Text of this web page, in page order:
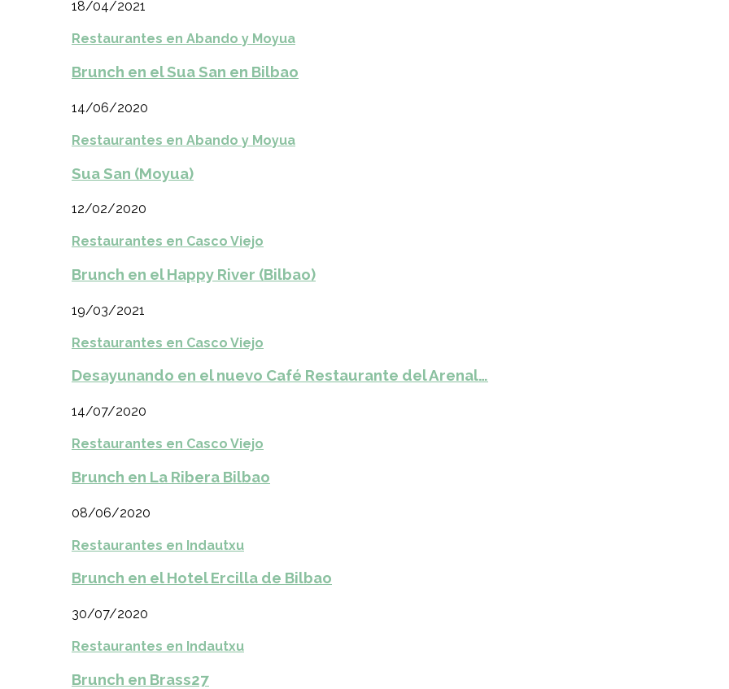
18/04/2021
Restaurantes en Abando y Moyua
Brunch en el Sua San en Bilbao
14/06/2020
Restaurantes en Abando y Moyua
Sua San (Moyua)
12/02/2020
Restaurantes en Casco Viejo
Brunch en el Happy River (Bilbao)
19/03/2021
Restaurantes en Casco Viejo
Desayunando en el nuevo Café Restaurante del Arenal…
14/07/2020
Restaurantes en Casco Viejo
Brunch en La Ribera Bilbao
08/06/2020
Restaurantes en Indautxu
Brunch en el Hotel Ercilla de Bilbao
30/07/2020
Restaurantes en Indautxu
Brunch en Brass27